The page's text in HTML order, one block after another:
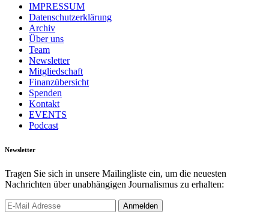
IMPRESSUM
Datenschutzerklärung
Archiv
Über uns
Team
Newsletter
Mitgliedschaft
Finanzübersicht
Spenden
Kontakt
EVENTS
Podcast
Newsletter
Tragen Sie sich in unsere Mailingliste ein, um die neuesten
Nachrichten über unabhängigen Journalismus zu erhalten: